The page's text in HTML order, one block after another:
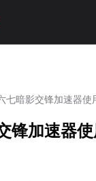
七暗影交锋加速器使
锋加速器使